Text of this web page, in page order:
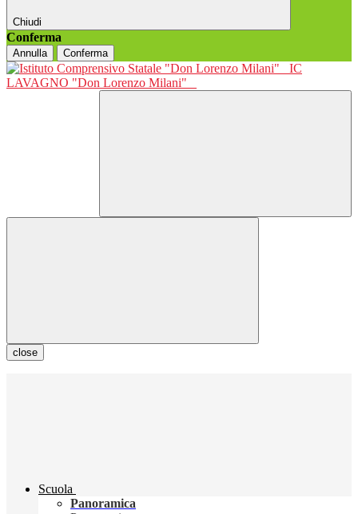
Chiudi
Conferma
Annulla Conferma
IC
LAVAGNO "Don Lorenzo Milani"
close
Scuola
Panoramica